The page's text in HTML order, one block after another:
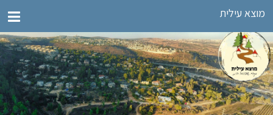
מוצא עילית